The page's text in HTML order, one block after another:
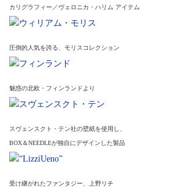
カリグラフィー／ヴェロニカ・ハリム アイテム
圧倒的人気を誇る、モリスコレクション
魅惑の北欧・フィンランドより
スヴェンスクト・テン社の壁紙を使用し、
BOX＆NEEDLEが独自にデザインした製品
受け継がれたファンタジー、上野リチ